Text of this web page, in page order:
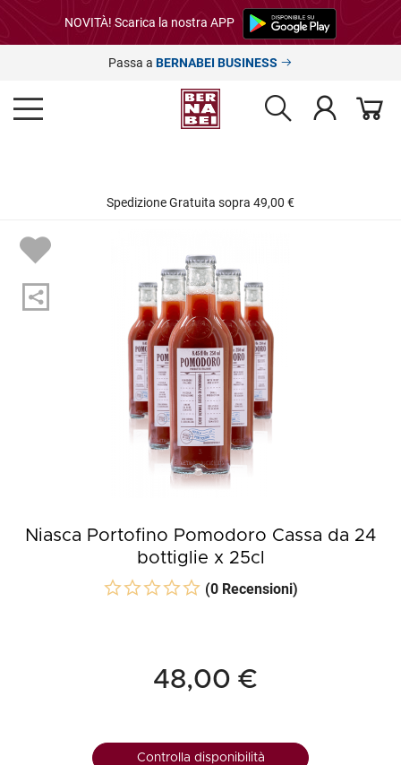
NOVITÀ! Scarica la nostra APP
Passa a BERNABEI BUSINESS
Spedizione Gratuita sopra 49,00 €
Niasca Portofino Pomodoro Cassa da 24
bottiglie x 25cl
(0 Recensioni)
48,00 €
Controlla disponibilità